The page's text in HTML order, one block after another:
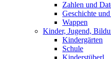
Zahlen und
Geschichte
Wappen
Kinder, Jugend,
Kindergärten
Schule
Kinderstüberl